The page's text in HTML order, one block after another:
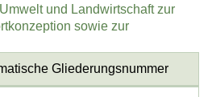
und Landwirtschaft zur
sowie zur
Gliederungsnummer